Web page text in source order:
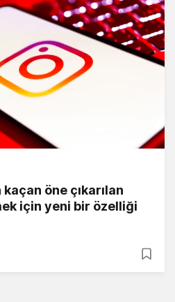
öne çıkarılan
için yeni bir özelliği